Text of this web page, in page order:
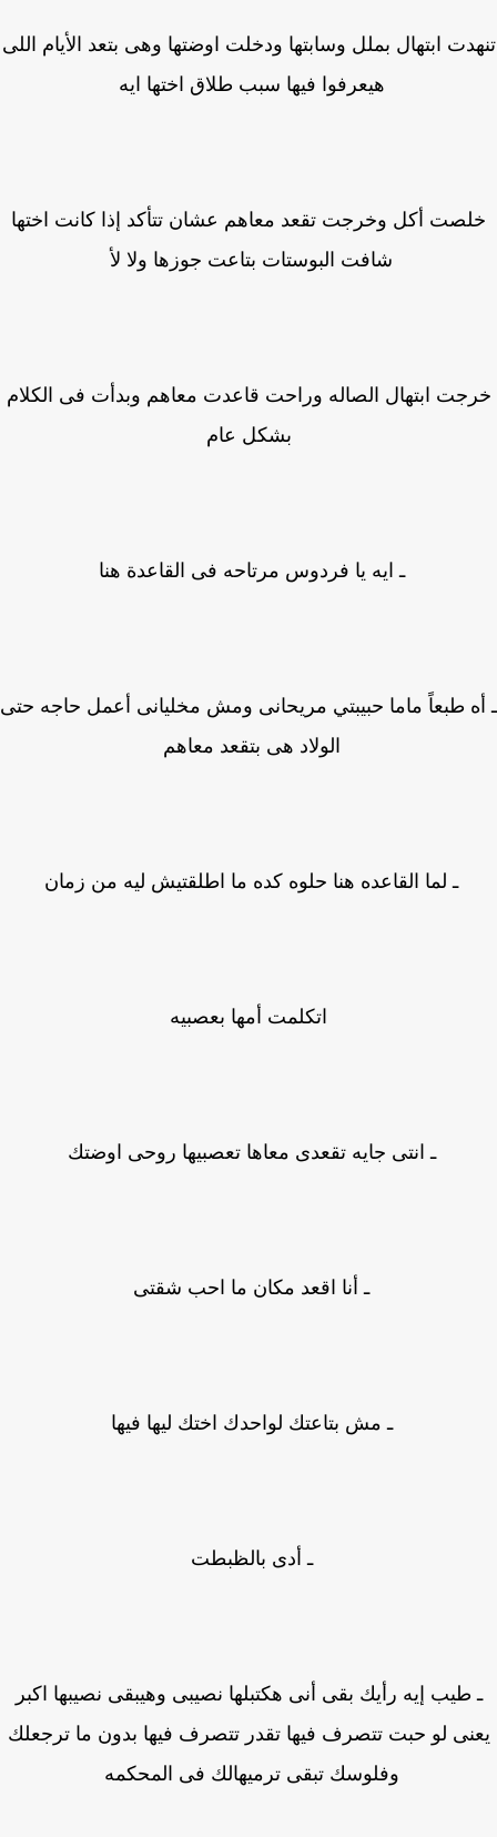
ابتهال بملل وسابتها ودخلت اوضتها وهى بتعد الأيام اللى
هيعرفوا فيها سبب طلاق اختها ايه
أكل وخرجت تقعد معاهم عشان تتأكد إذا كانت اختها
شافت البوستات بتاعت جوزها ولا لأ
ابتهال الصاله وراحت قاعدت معاهم وبدأت فى الكلام
بشكل عام
ـ ايه يا فردوس مرتاحه فى القاعدة هنا
طبعاً ماما حبيبتي مريحانى ومش مخليانى أعمل حاجه حتى
الولاد هى بتقعد معاهم
ـ لما القاعده هنا حلوه كده ما اطلقتيش ليه من زمان
اتكلمت أمها بعصبيه
ـ انتى جايه تقعدى معاها تعصبيها روحى اوضتك
ـ أنا اقعد مكان ما احب شقتى
ـ مش بتاعتك لواحدك اختك ليها فيها
ـ أدى بالظبطت
طيب إيه رأيك بقى أنى هكتبلها نصيبى وهيبقى نصيبها اكبر
لو حبت تتصرف فيها تقدر تتصرف فيها بدون ما ترجعلك
وفلوسك تبقى ترميهالك فى المحكمه